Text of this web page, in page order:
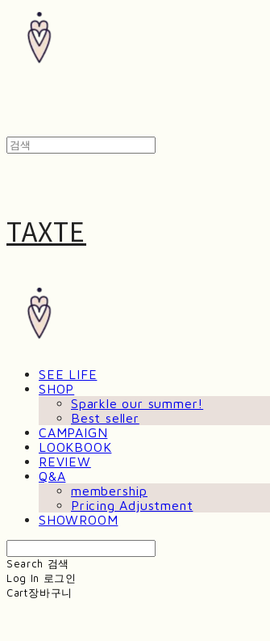
TAXTE
SEE LIFE
SHOP
Sparkle our summer!
Best seller
CAMPAIGN
LOOKBOOK
REVIEW
Q&A
membership
Pricing Adjustment
SHOWROOM
Search 검색
Log In 로그인
Cart장바구니